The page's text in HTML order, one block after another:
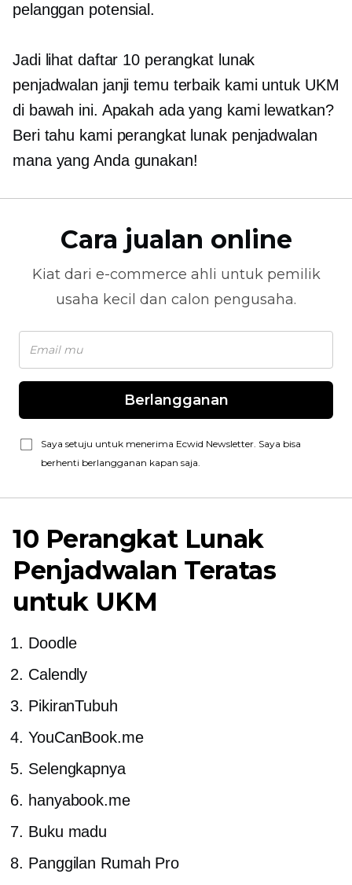
pelanggan potensial.
Jadi lihat daftar 10 perangkat lunak
penjadwalan janji temu terbaik kami untuk UKM
di bawah ini. Apakah ada yang kami lewatkan?
Beri tahu kami perangkat lunak penjadwalan
mana yang Anda gunakan!
Cara jualan online
Kiat dari e-commerce ahli untuk pemilik
usaha kecil dan calon pengusaha.
Berlangganan
Saya setuju untuk menerima Ecwid Newsletter. Saya bisa
berhenti berlangganan kapan saja.
10 Perangkat Lunak
Penjadwalan Teratas
untuk UKM
Doodle
Calendly
PikiranTubuh
YouCanBook.me
Selengkapnya
hanyabook.me
Buku madu
Panggilan Rumah Pro